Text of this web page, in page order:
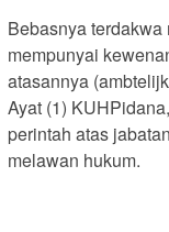
Bebasnya
mempunyai
atasannya
Ayat (1)
perintah atas
melawan hukum.